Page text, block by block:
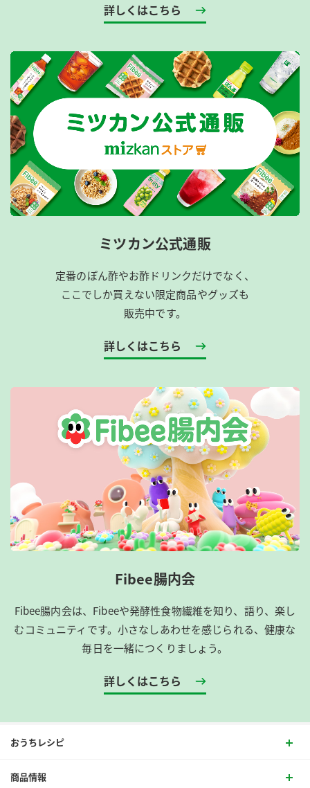
詳しくはこちら
ミツカン公式通販
定番のぽん酢やお酢ドリンクだけでなく、
ここでしか買えない限定商品やグッズも
販売中です。
詳しくはこちら
Fibee腸内会
Fibee腸内会は、​Fibeeや発酵性食物繊維を知り、語り、楽し
むコミュニティです。​小さなしあわせを感じられる、健康な
毎日を一緒につくりましょう。
詳しくはこちら
おうちレシピ
商品情報